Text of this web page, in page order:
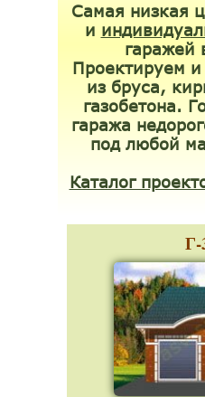
Самая низкая
и
гаражей
Проектируем
из бруса,
газобетона.
гаража
под любой
Каталог
Г-